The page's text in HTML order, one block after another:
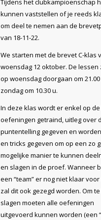
Tijdens het clubkampioenschap
kunnen vaststellen of je reeds
om deel te nemen aan de
van 18-11-22.
We starten met de brevet C-klas
woensdag 12 oktober. De lessen
op woensdag doorgaan om
zondag om 10.30 u.
In deze klas wordt er enkel op
oefeningen getraind, uitleg over
puntentelling gegeven en
en tricks gegeven om op een zo
mogelijke manier te kunnen
en slagen in de proef. Wanneer
een “team” er nog niet klaar voor
zal dit ook gezegd worden. Om
slagen moeten alle oefeningen
uitgevoerd kunnen worden (een